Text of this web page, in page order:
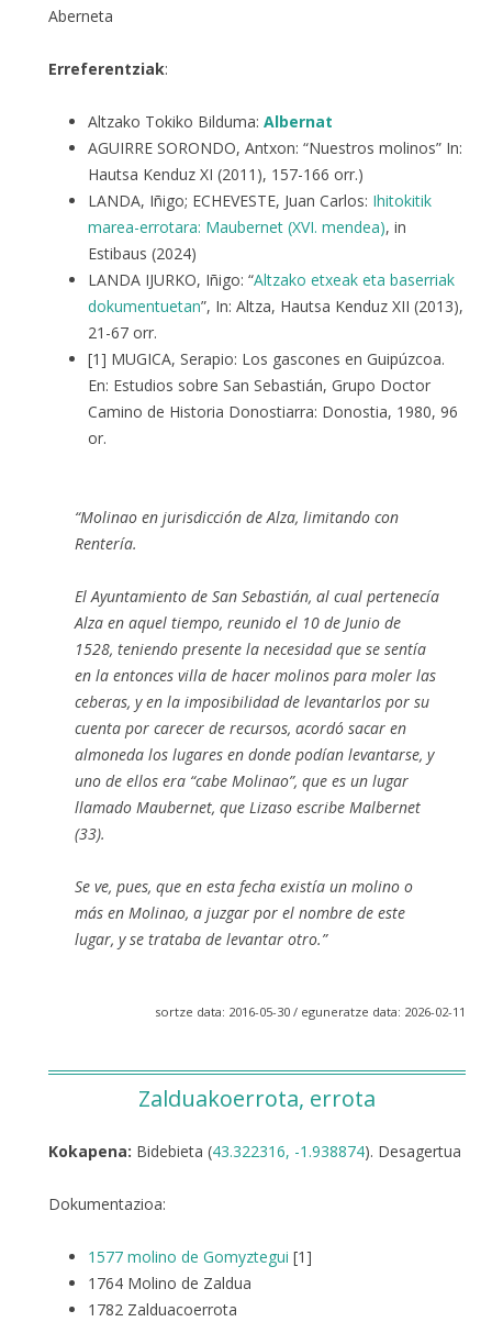
Aberneta
Erreferentziak:
Altzako Tokiko Bilduma: Albernat
AGUIRRE SORONDO, Antxon: “Nuestros molinos” In:
Hautsa Kenduz XI (2011), 157-166 orr.)
LANDA, Iñigo; ECHEVESTE, Juan Carlos: Ihitokitik
marea-errotara: Maubernet (XVI. mendea), in
Estibaus (2024)
LANDA IJURKO, Iñigo: “Altzako etxeak eta baserriak
dokumentuetan”, In: Altza, Hautsa Kenduz XII (2013),
21-67 orr.
[1] MUGICA, Serapio: Los gascones en Guipúzcoa.
En: Estudios sobre San Sebastián, Grupo Doctor
Camino de Historia Donostiarra: Donostia, 1980, 96
or.
“Molinao en jurisdicción de Alza, limitando con
Rentería.
El Ayuntamiento de San Sebastián, al cual pertenecía
Alza en aquel tiempo, reunido el 10 de Junio de
1528, teniendo presente la necesidad que se sentía
en la entonces villa de hacer molinos para moler las
ceberas, y en la imposibilidad de levantarlos por su
cuenta por carecer de recursos, acordó sacar en
almoneda los lugares en donde podían levantarse, y
uno de ellos era “cabe Molinao”, que es un lugar
llamado Maubernet, que Lizaso escribe Malbernet
(33).
Se ve, pues, que en esta fecha existía un molino o
más en Molinao, a juzgar por el nombre de este
lugar, y se trataba de levantar otro.”
sortze data: 2016-05-30 / eguneratze data: 2026-02-11
Zalduakoerrota, errota
Kokapena: Bidebieta (43.322316, -1.938874). Desagertua
Dokumentazioa:
1577 molino de Gomyztegui [1]
1764 Molino de Zaldua
1782 Zalduacoerrota